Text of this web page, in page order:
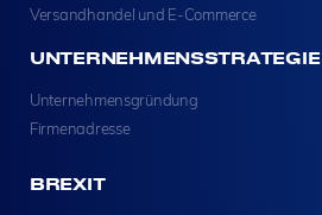
Versandhandel und E-Commerce
UNTERNEHMENSSTRATEGIE
Unternehmensgründung
Firmenadresse
BREXIT